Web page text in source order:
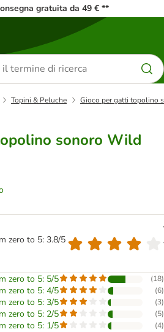
gratuita da 49 € **
Topini & Peluche Gioco per gatti topolino
sonoro Wild
zero to 5: 3.8/5
zero to 5: 5/5 (18)
zero to 5: 4/5 (6)
zero to 5: 3/5 (3)
zero to 5: 2/5 (5)
zero to 5: 1/5 (4)